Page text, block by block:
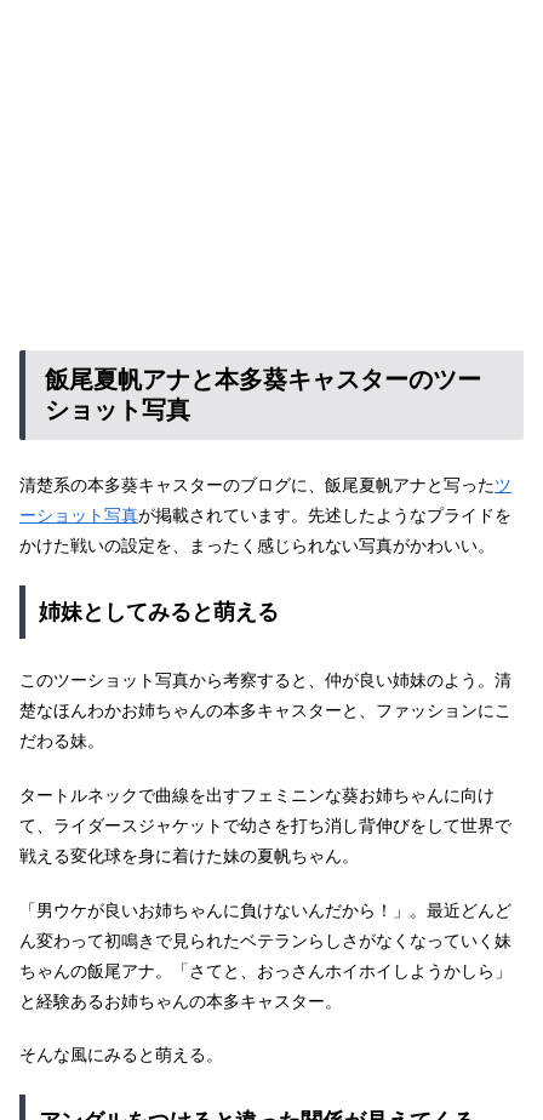
飯尾夏帆アナと本多葵キャスターのツー
ショット写真
清楚系の本多葵キャスターのブログに、飯尾夏帆アナと写ったツ
ーショット写真が掲載されています。先述したようなプライドを
かけた戦いの設定を、まったく感じられない写真がかわいい。
姉妹としてみると萌える
このツーショット写真から考察すると、仲が良い姉妹のよう。清
楚なほんわかお姉ちゃんの本多キャスターと、ファッションにこ
だわる妹。
タートルネックで曲線を出すフェミニンな葵お姉ちゃんに向け
て、ライダースジャケットで幼さを打ち消し背伸びをして世界で
戦える変化球を身に着けた妹の夏帆ちゃん。
「男ウケが良いお姉ちゃんに負けないんだから！」。最近どんど
ん変わって初鳴きで見られたベテランらしさがなくなっていく妹
ちゃんの飯尾アナ。「さてと、おっさんホイホイしようかしら」
と経験あるお姉ちゃんの本多キャスター。
そんな風にみると萌える。